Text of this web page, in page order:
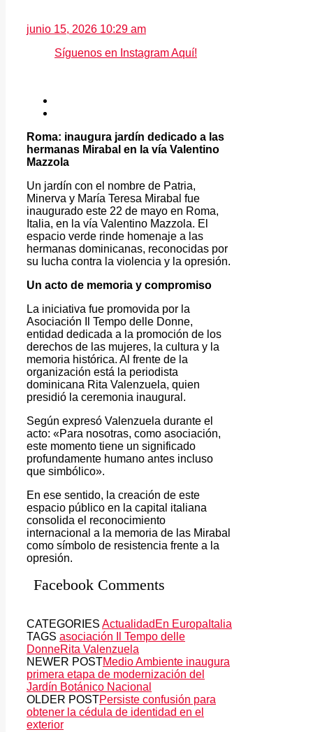
junio 15, 2026 10:29 am
Síguenos en Instagram Aquí!
Roma: inaugura jardín dedicado a las
hermanas Mirabal en la vía Valentino
Mazzola
Un jardín con el nombre de Patria,
Minerva y María Teresa Mirabal fue
inaugurado este 22 de mayo en Roma,
Italia, en la vía Valentino Mazzola. El
espacio verde rinde homenaje a las
hermanas dominicanas, reconocidas por
su lucha contra la violencia y la opresión.
Un acto de memoria y compromiso
La iniciativa fue promovida por la
Asociación Il Tempo delle Donne,
entidad dedicada a la promoción de los
derechos de las mujeres, la cultura y la
memoria histórica. Al frente de la
organización está la periodista
dominicana Rita Valenzuela, quien
presidió la ceremonia inaugural.
Según expresó Valenzuela durante el
acto: «Para nosotras, como asociación,
este momento tiene un significado
profundamente humano antes incluso
que simbólico».
En ese sentido, la creación de este
espacio público en la capital italiana
consolida el reconocimiento
internacional a la memoria de las Mirabal
como símbolo de resistencia frente a la
opresión.
Facebook Comments
CATEGORIES Actualidad En Europa Italia
TAGS asociación Il Tempo delle
DonneRita Valenzuela
NEWER POSTMedio Ambiente inaugura
primera etapa de modernización del
Jardín Botánico Nacional
OLDER POSTPersiste confusión para
obtener la cédula de identidad en el
exterior